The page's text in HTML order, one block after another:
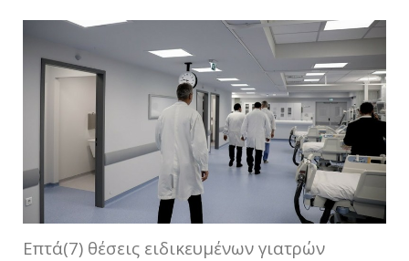
Επτά(7) θέσεις ειδικευμένων γιατρών